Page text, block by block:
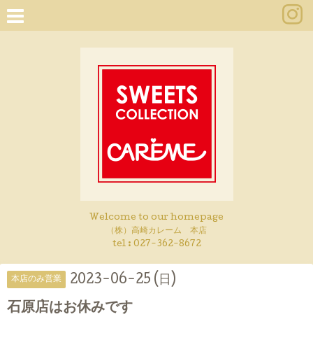
Welcome to our homepage
（株）高崎カレーム 本店
tel : 027-362-8672
本店のみ営業 2023-06-25 (日)
石原店はお休みです